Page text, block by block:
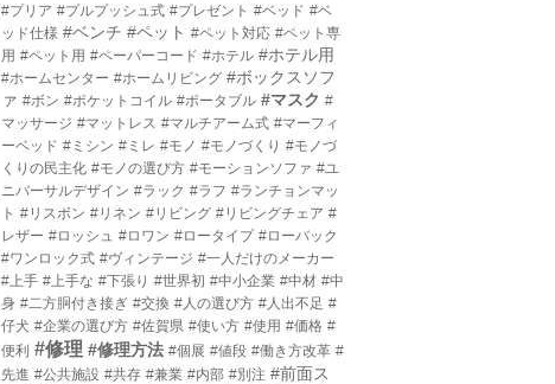
#プリア #プルプッシュ式 #プレゼント #ベッド #ベ
ッド仕様 #ベンチ #ペット #ペット対応 #ペット専
用 #ペット用 #ペーパーコード #ホテル #ホテル用
#ホームセンター #ホームリビング #ボックスソフ
ァ #ボン #ポケットコイル #ポータブル #マスク #
マッサージ #マットレス #マルチアーム式 #マーフィ
ーベッド #ミシン #ミレ #モノ #モノづくり #モノづ
くりの民主化 #モノの選び方 #モーションソファ #ユ
ニバーサルデザイン #ラック #ラフ #ランチョンマッ
ト #リスボン #リネン #リビング #リビングチェア #
レザー #ロッシュ #ロワン #ロータイプ #ローバック
#ワンロック式 #ヴィンテージ #一人だけのメーカー
#上手 #上手な #下張り #世界初 #中小企業 #中材 #中
身 #二方胴付き接ぎ #交換 #人の選び方 #人出不足 #
仔犬 #企業の選び方 #佐賀県 #使い方 #使用 #価格 #
便利 #修理 #修理方法 #個展 #値段 #働き方改革 #
先進 #公共施設 #共存 #兼業 #内部 #別注 #前面ス